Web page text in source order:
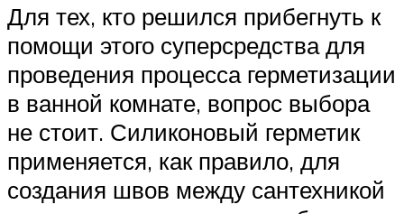
Для тех, кто решился прибегнуть к
помощи этого суперсредства для
проведения процесса герметизации
в ванной комнате, вопрос выбора
не стоит. Силиконовый герметик
применяется, как правило, для
создания швов между сантехникой